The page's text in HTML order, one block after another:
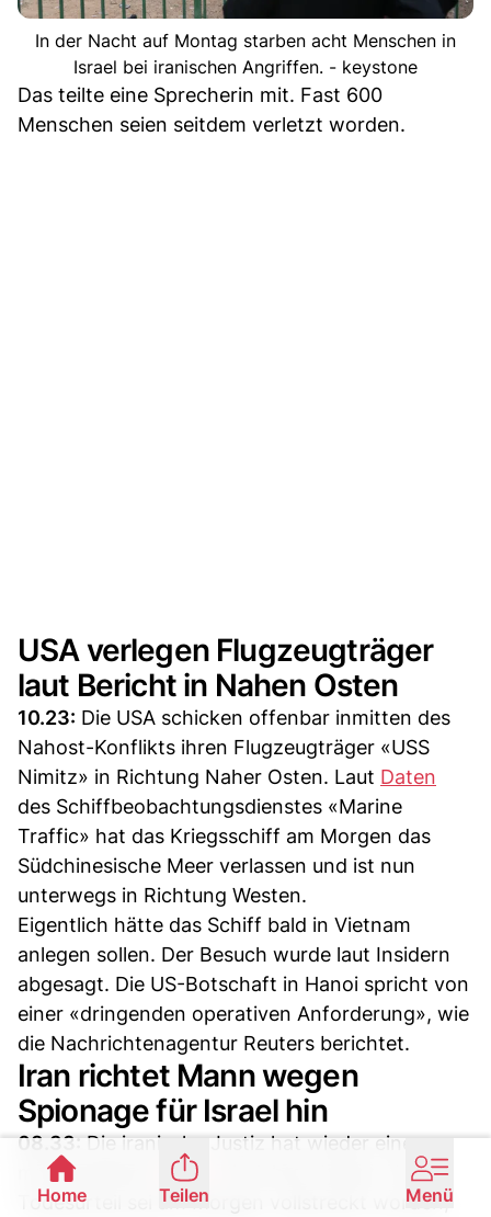
In der Nacht auf Montag starben acht Menschen in
Israel bei iranischen Angriffen. - keystone
Das teilte eine Sprecherin mit. Fast 600
Menschen seien seitdem verletzt worden.
USA verlegen Flugzeugträger
laut Bericht in Nahen Osten
10.23: Die USA schicken offenbar inmitten des
Nahost-Konflikts ihren Flugzeugträger «USS
Nimitz» in Richtung Naher Osten. Laut Daten
des Schiffbeobachtungsdienstes «Marine
Traffic» hat das Kriegsschiff am Morgen das
Südchinesische Meer verlassen und ist nun
unterwegs in Richtung Westen.
Eigentlich hätte das Schiff bald in Vietnam
anlegen sollen. Der Besuch wurde laut Insidern
abgesagt. Die US-Botschaft in Hanoi spricht von
einer «dringenden operativen Anforderung», wie
die Nachrichtenagentur Reuters berichtet.
Iran richtet Mann wegen
Spionage für Israel hin
08.33:
Die iranische Justiz hat wieder einen
mutmasslichen
Spion
hinrichten lassen. Das
Todesurteil sei am Morgen vollstreckt worden,
Home Teilen Menü